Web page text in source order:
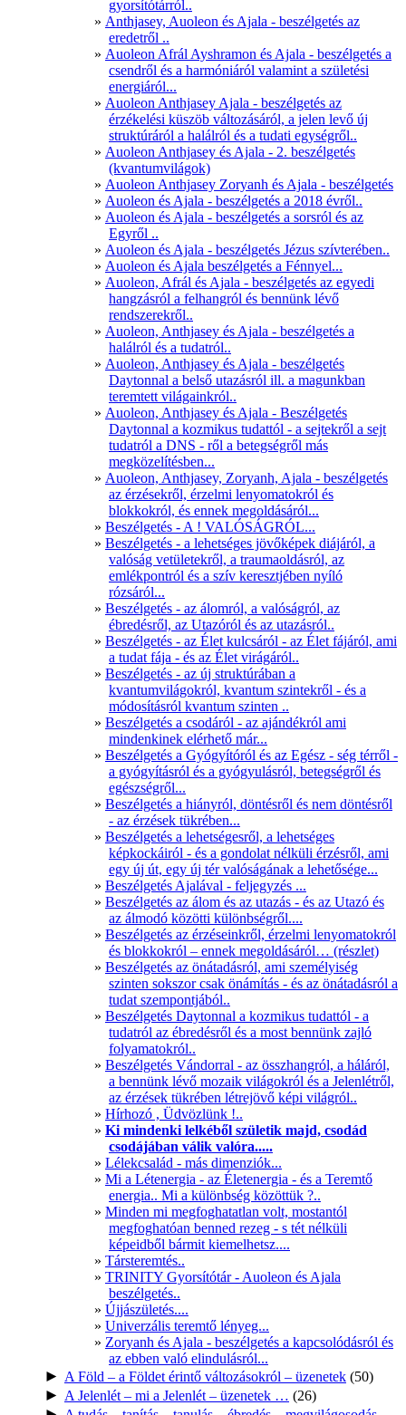
gyorsítótárról..
Anthjasey, Auoleon és Ajala - beszélgetés az
eredetről ..
Auoleon Afrál Ayshramon és Ajala - beszélgetés a
csendről és a harmóniáról valamint a születési
energiáról...
Auoleon Anthjasey Ajala - beszélgetés az
érzékelési küszöb változásáról, a jelen levő új
struktúráról a halálról és a tudati egységről..
Auoleon Anthjasey és Ajala - 2. beszélgetés
(kvantumvilágok)
Auoleon Anthjasey Zoryanh és Ajala - beszélgetés
Auoleon és Ajala - beszélgetés a 2018 évről..
Auoleon és Ajala - beszélgetés a sorsról és az
Egyről ..
Auoleon és Ajala - beszélgetés Jézus szívterében..
Auoleon és Ajala beszélgetés a Fénnyel...
Auoleon, Afrál és Ajala - beszélgetés az egyedi
hangzásról a felhangról és bennünk lévő
rendszerekről..
Auoleon, Anthjasey és Ajala - beszélgetés a
halálról és a tudatról..
Auoleon, Anthjasey és Ajala - beszélgetés
Daytonnal a belső utazásról ill. a magunkban
teremtett világainkról..
Auoleon, Anthjasey és Ajala - Beszélgetés
Daytonnal a kozmikus tudattól - a sejtekről a sejt
tudatról a DNS - ről a betegségről más
megközelítésben...
Auoleon, Anthjasey, Zoryanh, Ajala - beszélgetés
az érzésekről, érzelmi lenyomatokról és
blokkokról, és ennek megoldásáról...
Beszélgetés - A ! VALÓSÁGRÓL...
Beszélgetés - a lehetséges jövőképek diájáról, a
valóság vetületekről, a traumaoldásról, az
emlékpontról és a szív keresztjében nyíló
rózsáról...
Beszélgetés - az álomról, a valóságról, az
ébredésről, az Utazóról és az utazásról..
Beszélgetés - az Élet kulcsáról - az Élet fájáról, ami
a tudat fája - és az Élet virágáról..
Beszélgetés - az új struktúrában a
kvantumvilágokról, kvantum szintekről - és a
módosításról kvantum szinten ..
Beszélgetés a csodáról - az ajándékról ami
mindenkinek elérhető már...
Beszélgetés a Gyógyítóról és az Egész - ség térről -
a gyógyításról és a gyógyulásról, betegségről és
egészségről...
Beszélgetés a hiányról, döntésről és nem döntésről
- az érzések tükrében...
Beszélgetés a lehetségesről, a lehetséges
képkockáiról - és a gondolat nélküli érzésről, ami
egy új út, egy új tér valóságának a lehetősége...
Beszélgetés Ajalával - feljegyzés ...
Beszélgetés az álom és az utazás - és az Utazó és
az álmodó közötti különbségről....
Beszélgetés az érzéseinkről, érzelmi lenyomatokról
és blokkokról – ennek megoldásáról… (részlet)
Beszélgetés az önátadásról, ami személyiség
szinten sokszor csak önámítás - és az önátadásról a
tudat szempontjából..
Beszélgetés Daytonnal a kozmikus tudattól - a
tudatról az ébredésről és a most bennünk zajló
folyamatokról..
Beszélgetés Vándorral - az összhangról, a háláról,
a bennünk lévő mozaik világokról és a Jelenlétről,
az érzések tükrében létrejövő képi világról..
Hírhozó , Üdvözlünk !..
Ki mindenki lelkéből születik majd, csodád
csodájában válik valóra.....
Lélekcsalád - más dimenziók...
Mi a Létenergia - az Életenergia - és a Teremtő
energia.. Mi a különbség közöttük ?..
Minden mi megfoghatatlan volt, mostantól
megfoghatóan benned rezeg - s tét nélküli
képeidből bármit kiemelhetsz....
Társteremtés..
TRINITY Gyorsítótár - Auoleon és Ajala
beszélgetés..
Újjászületés....
Univerzális teremtő lényeg...
Zoryanh és Ajala - beszélgetés a kapcsolódásról és
az ebben való elindulásról...
► A Föld – a Földet érintő változásokról – üzenetek (50)
► A Jelenlét – mi a Jelenlét – üzenetek … (26)